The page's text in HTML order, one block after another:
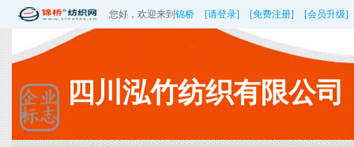
您好，欢迎来到 锦桥 [请登录] [免费注册] [会员升级]
四川泓竹纺织有限公司